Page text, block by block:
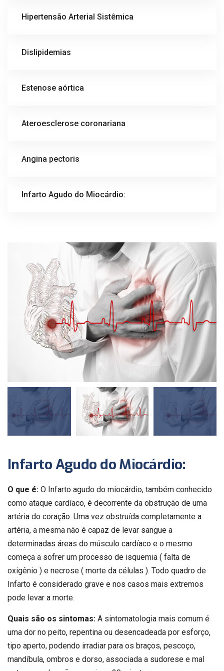
Hipertensão Arterial Sistêmica
Dislipidemias
Estenose aórtica
Ateroesclerose coronariana
Angina pectoris
Infarto Agudo do Miocárdio:
Infarto Agudo do Miocárdio:
O que é: O Infarto agudo do miocárdio, também conhecido
como ataque cardíaco, é decorrente da obstrução de uma
artéria do coração. Uma vez obstruída completamente a
artéria, a mesma não é capaz de levar sangue a
determinadas áreas do músculo cardíaco e o mesmo
começa a sofrer um processo de isquemia ( falta de
oxigênio ) e necrose ( morte da células ). Todo quadro de
Infarto é considerado grave e nos casos mais extremos
pode levar a morte.
Quais são os sintomas: A sintomatologia mais comum é
uma dor no peito, repentina ou desencadeada por esforço,
tipo aperto, podendo irradiar para os braços, pescoço,
mandíbula, ombros e dorso, associada a sudorese e mal